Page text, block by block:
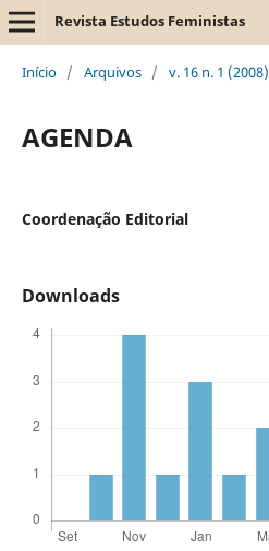
Revista Estudos Feministas
Início / Arquivos / v. 16 n. 1 (2008)
AGENDA
Coordenação Editorial
Downloads